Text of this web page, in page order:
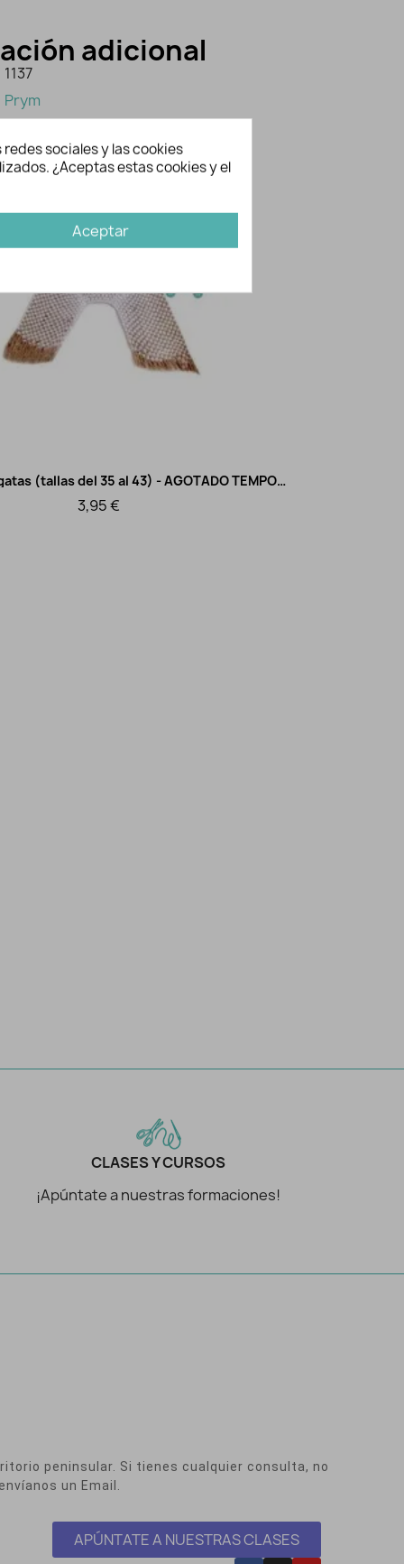
adicional
1137
Prym
te gusten...
Vista rápida Talonera alpargatas (tallas del 35 al 43) - AGOTADO TEMPORALMENTE
3,95 €
CLASES Y CURSOS
¡Apúntate a nuestras formaciones!
peninsular. Si tienes cualquier consulta, no
un Email.
APÚNTATE A NUESTRAS CLASES
sociales y las cookies
¿Aceptas estas cookies y el
Aceptar